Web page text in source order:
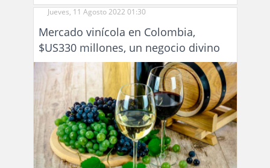
Jueves, 11 Agosto 2022 01:30
Mercado vinícola en Colombia,
$US330 millones, un negocio divino